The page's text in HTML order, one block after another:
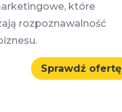
które
rozpoznawalność
Sprawdź ofertę